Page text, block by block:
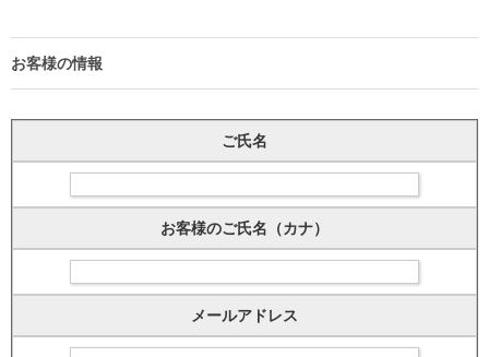
お客様の情報
ご氏名
お客様のご氏名（カナ）
メールアドレス